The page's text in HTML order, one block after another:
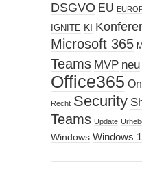
DSGVO EU
IGNITE KI
Microsoft 365
Teams MVP neu
Office365
Recht Security
Teams Update
Windows Windows